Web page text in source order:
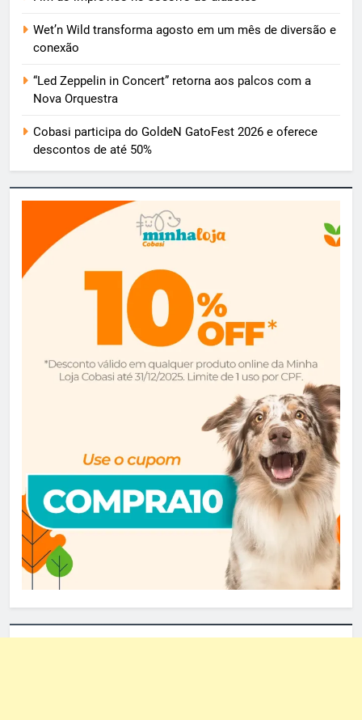
Wet’n Wild transforma agosto em um mês de diversão e
conexão
“Led Zeppelin in Concert” retorna aos palcos com a
Nova Orquestra
Cobasi participa do GoldeN GatoFest 2026 e oferece
descontos de até 50%